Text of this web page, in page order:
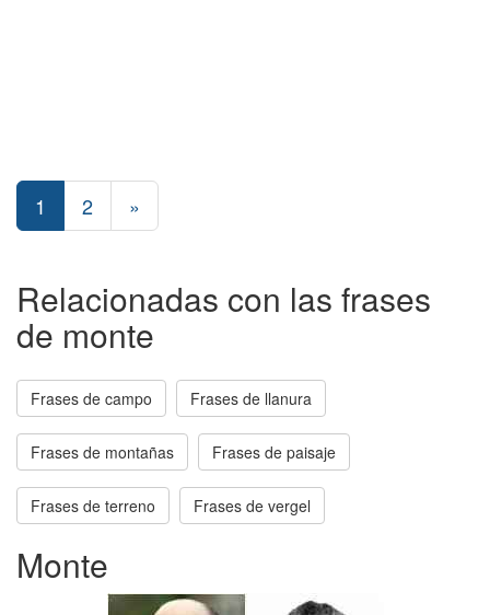
1 2 »
Relacionadas con las frases
de monte
Frases de campo Frases de llanura
Frases de montañas Frases de paisaje
Frases de terreno Frases de vergel
Monte